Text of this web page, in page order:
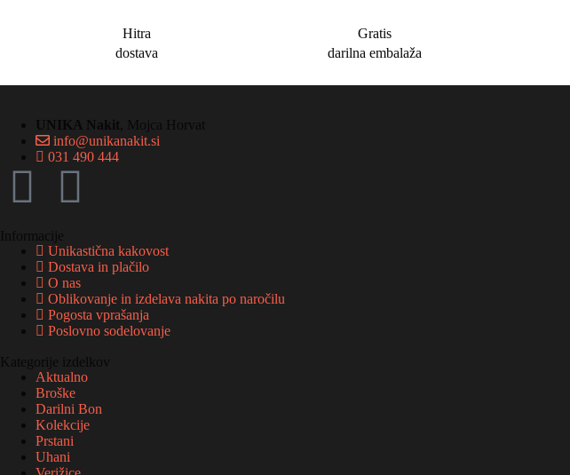
Hitra
dostava
Gratis
darilna embalaža
info@unikanakit.si
031 490 444
Unikastična kakovost
Dostava in plačilo
O nas
Oblikovanje in izdelava nakita po naročilu
Pogosta vprašanja
Poslovno sodelovanje
Aktualno
Broške
Darilni Bon
Kolekcije
Prstani
Uhani